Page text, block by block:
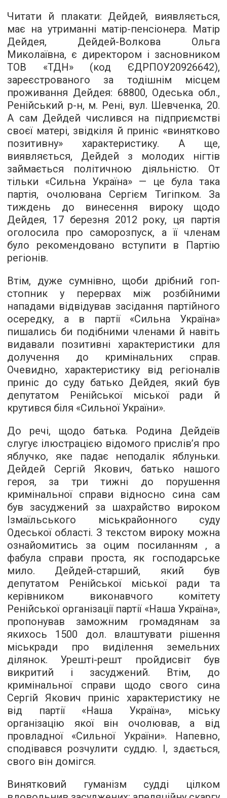
Читати й плакати: Дейдей, виявляється,
має на утриманні матір-пенсіонера. Матір
Дейдея, Дейдей-Волкова Ольга
Миколаївна, є директором і засновником
ТОВ «ТДН» (код ЄДРПОУ20926642),
зареєстрованого за тодішнім місцем
проживання Дейдея: 68800, Одеська обл.,
Ренійський р-н, м. Рені, вул. Шевченка, 20.
А сам Дейдей числився на підприємстві
своєї матері, звідкіля й приніс «винятково
позитивну» характеристику. А ще,
виявляється, Дейдей з молодих нігтів
займається політичною діяльністю. От
тільки «Сильна Україна» — це була така
партія, очолювана Сергієм Тигіпком. За
тиждень до винесення вироку щодо
Дейдея, 17 березня 2012 року, ця партія
оголосила про саморозпуск, а її членам
було рекомендовано вступити в Партію
регіонів.
Втім, дуже сумнівно, щоби дрібний гоп-
стопник у перервах між розбійними
нападами відвідував засідання партійного
осередку, а в партії «Сильна Україна»
пишались би подібними членами й навіть
видавали позитивні характеристики для
долучення до кримінальних справ.
Очевидно, характеристику від регіоналів
приніс до суду батько Дейдея, який був
депутатом Ренійської міської ради й
крутився біля «Сильної України».
До речі, щодо батька. Родина Дейдеїв
слугує ілюстрацією відомого прислів’я про
яблучко, яке падає неподалік яблуньки.
Дейдей Сергій Якович, батько нашого
героя, за три тижні до порушення
кримінальної справи відносно сина сам
був засуджений за шахрайство вироком
Ізмаїльського міськрайонного суду
Одеської області. З текстом вироку можна
ознайомитись за оцим посиланням , а
фабула справи проста, як господарське
мило. Дейдей-старший, який був
депутатом Ренійської міської ради та
керівником виконавчого комітету
Ренійської організації партії «Наша Україна»,
пропонував заможним громадянам за
якихось 1500 дол. влаштувати рішення
міськради про виділення земельних
ділянок. Урешті-решт пройдисвіт був
викритий і засуджений. Втім, до
кримінальної справи щодо свого сина
Сергій Якович приніс характеристику не
від партії «Наша Україна», міську
організацію якої він очолював, а від
провладної «Сильної України». Напевно,
сподівався розчулити суддю. І, здається,
свого він домігся.
Винятковий гуманізм судді цілком